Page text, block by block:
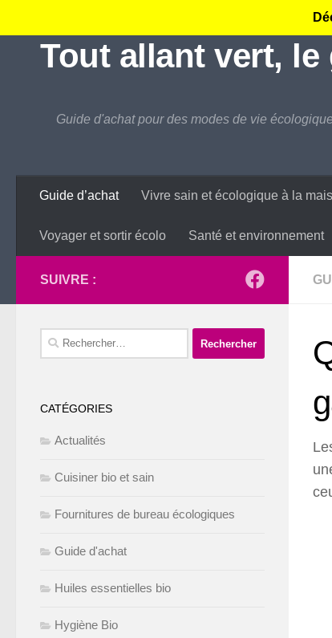
Tout allant vert,
Guide d'achat pour des modes de vie
Guide d’achat Vivre sain et écologique à la
Voyager et sortir écolo Santé et environnement
SUIVRE :
Rechercher :
CATÉGORIES
Actualités
Cuisiner bio et sain
Fournitures de bureau écologiques
Guide d'achat
Huiles essentielles bio
Hygiène Bio